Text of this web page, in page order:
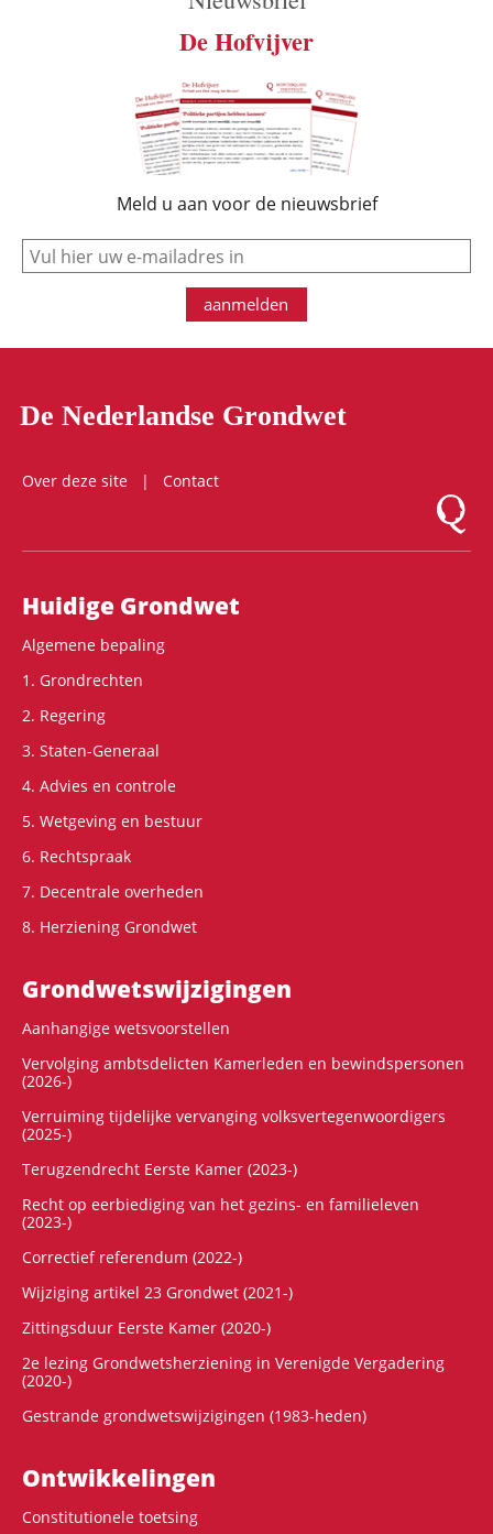
De Hofvijver
Meld u aan voor de nieuwsbrief
e-mail
aanmelden
De Nederlandse Grondwet
Over deze site
Contact
Logo
Hoofdnavigatie
Huidige Grondwet
Algemene bepaling
1. Grondrechten
2. Regering
3. Staten-Generaal
4. Advies en controle
5. Wetgeving en bestuur
6. Rechtspraak
7. Decentrale overheden
8. Herziening Grondwet
Grondwets­wijzigingen
Aanhangige wetsvoorstellen
Vervolging ambtsdelicten Kamerleden en bewindspersonen
(2026-)
Verruiming tijdelijke vervanging volksvertegenwoordigers
(2025-)
Terugzendrecht Eerste Kamer (2023-)
Recht op eerbiediging van het gezins- en familieleven
(2023-)
Correctief referendum (2022-)
Wijziging artikel 23 Grondwet (2021-)
Zittingsduur Eerste Kamer (2020-)
2e lezing Grondwetsherziening in Verenigde Vergadering
(2020-)
Gestrande grondwetswijzigingen (1983-heden)
Ontwikke­lingen
Constitutionele toetsing